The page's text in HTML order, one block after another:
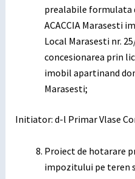
prealabile formulata
ACACCIA Marasesti
Local Marasesti nr.
concesionarea prin
imobil apartinand
Marasesti;
Initiator: d-l Primar Vlase
Proiect de hotarare
impozitului pe teren